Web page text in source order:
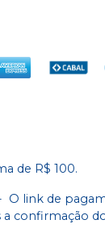
de R$ 100.
O link de
confirmação